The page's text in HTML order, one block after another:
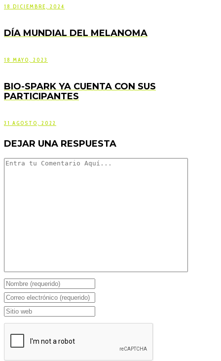
18 DICIEMBRE, 2024
DÍA MUNDIAL DEL MELANOMA
18 MAYO, 2023
BIO-SPARK YA CUENTA CON SUS
PARTICIPANTES
31 AGOSTO, 2022
DEJAR UNA RESPUESTA